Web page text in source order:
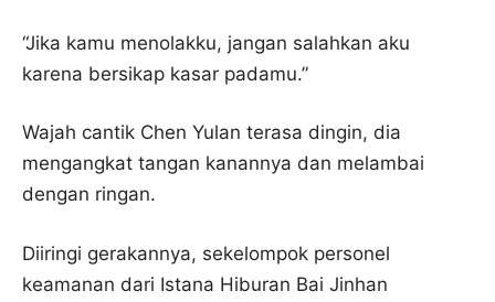
“Jika kamu menolakku, jangan salahkan aku
karena bersikap kasar padamu.”
Wajah cantik Chen Yulan terasa dingin, dia
mengangkat tangan kanannya dan melambai
dengan ringan.
Diiringi gerakannya, sekelompok personel
keamanan dari Istana Hiburan Bai Jinhan